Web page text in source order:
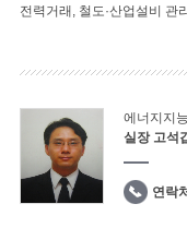
전력거래, 철도·산업설비 관
에너지지
실장 고석
연락